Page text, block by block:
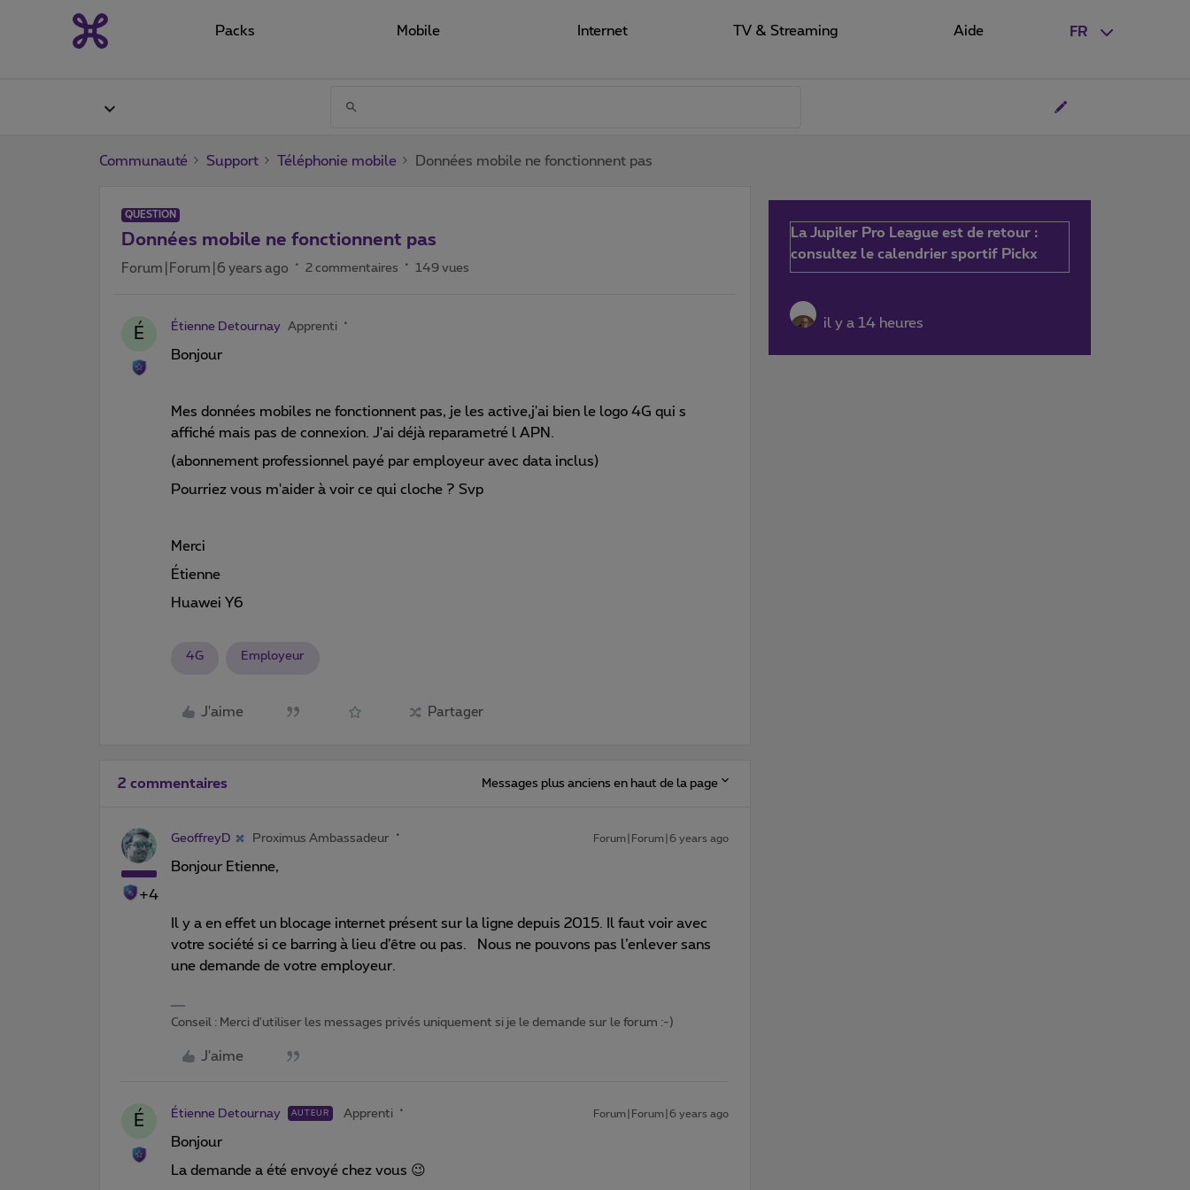
FR
Packs Mobile Internet TV & Streaming Aide
Communauté Support Téléphonie mobile Données mobile ne fonctionnent pas
QUESTION
Données mobile ne fonctionnent pas
Forum|Forum|6 years ago 2 commentaires 149 vues
É Étienne Detournay Apprenti
Bonjour
Mes données mobiles ne fonctionnent pas, je les active,j'ai bien le logo 4G qui s
affiché mais pas de connexion. J'ai déjà reparametré l APN.
(abonnement professionnel payé par employeur avec data inclus)
Pourriez vous m'aider à voir ce qui cloche ? Svp
Merci
Étienne
Huawei Y6
4G Employeur
J'aime Partager
2 commentaires Messages plus anciens en haut de la page
+4
GeoffreyD Proximus Ambassadeur Forum|Forum|6 years ago
Bonjour Etienne,
Il y a en effet un blocage internet présent sur la ligne depuis 2015. Il faut voir avec
votre société si ce barring à lieu d’être ou pas. Nous ne pouvons pas l’enlever sans
une demande de votre employeur.
Conseil : Merci d'utiliser les messages privés uniquement si je le demande sur le forum :-)
J'aime
É Étienne Detournay AUTEUR Apprenti Forum|Forum|6 years ago
Bonjour
La demande a été envoyé chez vous 😉
La Jupiler Pro League est de retour :
consultez le calendrier sportif Pickx
il y a 14 heures